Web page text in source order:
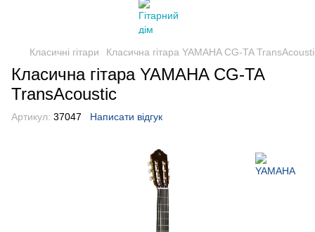
Класичні гітари Класична гітара YAMAHA CG-TA
Класична гітара YAMAHA CG-TA
TransAcoustic
Артикул: 37047 Написати відгук